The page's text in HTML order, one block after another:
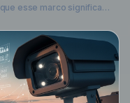
esse marco significa
pode se proteger em um
e volumoso.